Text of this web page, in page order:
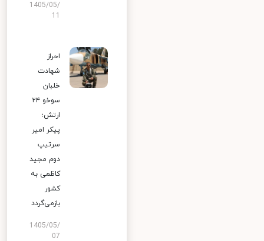
1405/05/
احراز
شهادت
خلبان
سوخو ۲۴
ارتش؛
پیکر امیر
سرتیپ
دوم مجید
کاظمی به
کشور
بازمی‌گردد
1405/05/
07